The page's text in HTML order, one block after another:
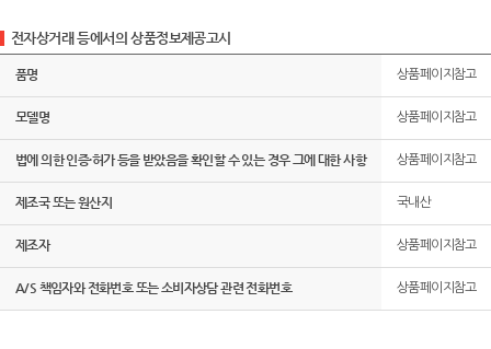
전자상거래 등에서의 상품정보제공고시
품명 상품페이지참고
모델명 상품페이지참고
법에 의한 인증·허가 등을 받았음을 확인할 수 있는 경우 그에 대한 사항 상품페이지참고
제조국 또는 원산지 국내산
제조자 상품페이지참고
A/S 책임자와 전화번호 또는 소비자상담 관련 전화번호 상품페이지참고